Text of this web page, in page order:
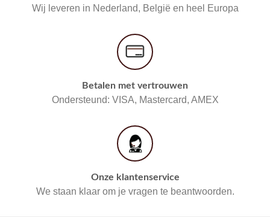
Wij leveren in Nederland, België en heel Europa
Betalen met vertrouwen
Ondersteund: VISA, Mastercard, AMEX
Onze klantenservice
We staan klaar om je vragen te beantwoorden.